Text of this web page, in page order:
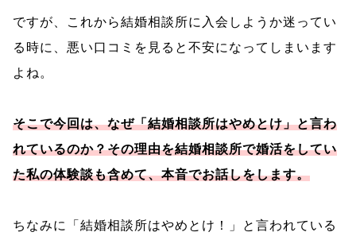
ですが、これから結婚相談所に入会しようか迷ってい
る時に、悪い口コミを見ると不安になってしまいます
よね。
そこで今回は、なぜ「結婚相談所はやめとけ」と言わ
れているのか？その理由を結婚相談所で婚活をしてい
た私の体験談も含めて、本音でお話しをします。
ちなみに「結婚相談所はやめとけ！」と言われている